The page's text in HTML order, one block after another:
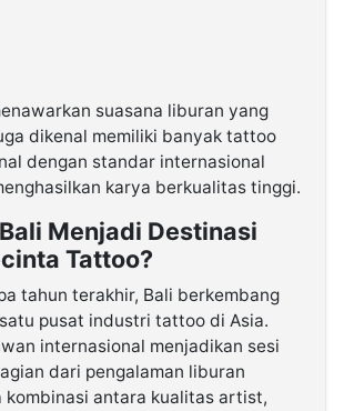
suasana liburan yang
dikenal memiliki banyak tattoo
dengan standar internasional
karya berkualitas tinggi.
Menjadi Destinasi
Tattoo?
tahun terakhir, Bali berkembang
pusat industri tattoo di Asia.
internasional menjadikan sesi
dari pengalaman liburan
kombinasi antara kualitas artist,